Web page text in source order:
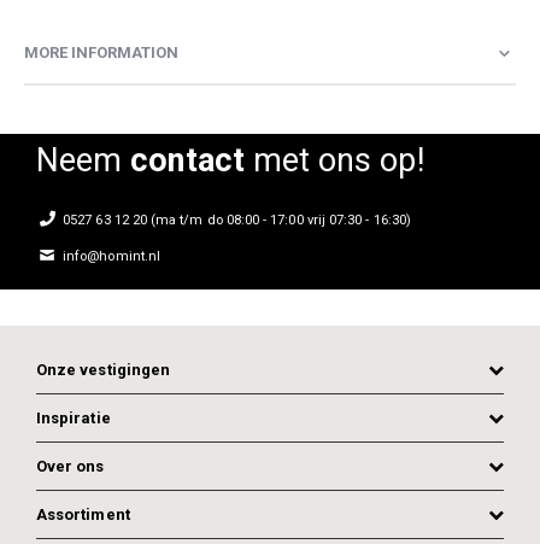
MORE INFORMATION
Neem contactmet ons op!
0527 63 12 20 (ma t/m do 08:00 - 17:00 vrij 07:30 - 16:30)
info@homint.nl
Onze vestigingen
Inspiratie
Over ons
Assortiment